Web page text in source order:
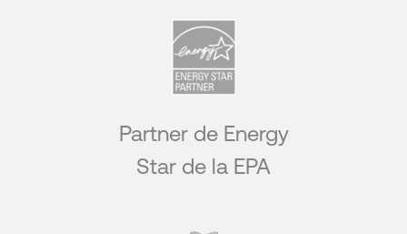
Partner de Energy
Star de la EPA